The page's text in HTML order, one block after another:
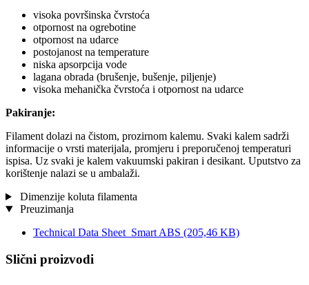
visoka površinska čvrstoća
otpornost na ogrebotine
otpornost na udarce
postojanost na temperature
niska apsorpcija vode
lagana obrada (brušenje, bušenje, piljenje)
visoka mehanička čvrstoća i otpornost na udarce
Pakiranje:
Filament dolazi na čistom, prozirnom kalemu. Svaki kalem sadrži
informacije o vrsti materijala, promjeru i preporučenoj temperaturi
ispisa. Uz svaki je kalem vakuumski pakiran i desikant. Uputstvo za
korištenje nalazi se u ambalaži.
Dimenzije koluta filamenta
Preuzimanja
Technical Data Sheet_Smart ABS (205,46 KB)
Slični proizvodi